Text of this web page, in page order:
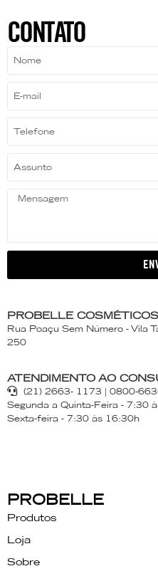
CONTATO
PROBELLE
Rua Poaçu Sem Número - Vila
250
ATENDIMENTO AO
(21) 2663- 1173 | 0800-
Segunda a Quinta-Feira - 7:30
Sexta-feira - 7:30 às 16:30h
PROBELLE
Produtos
Loja
Sobre